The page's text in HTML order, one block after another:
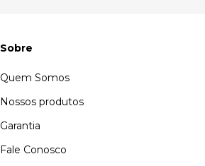
Sobre
Quem Somos
Nossos produtos
Garantia
Fale Conosco